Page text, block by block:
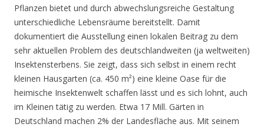
Pflanzen bietet und durch abwechslungsreiche Gestaltung
unterschiedliche Lebensräume bereitstellt. Damit
dokumentiert die Ausstellung einen lokalen Beitrag zu dem
sehr aktuellen Problem des deutschlandweiten (ja weltweiten)
Insektensterbens. Sie zeigt, dass sich selbst in einem recht
kleinen Hausgarten (ca. 450 m²) eine kleine Oase für die
heimische Insektenwelt schaffen lässt und es sich lohnt, auch
im Kleinen tätig zu werden. Etwa 17 Mill. Gärten in
Deutschland machen 2% der Landesfläche aus. Mit seinem